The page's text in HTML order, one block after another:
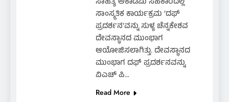
ಸಾಂಸ್ಕ್ರತಿಕ ಕಾರ್ಯಕ್ರಮ ‘ದಫ್
ಪ್ರದರ್ಶನ’ವನ್ನು ಸುಳ್ಯ ಚೆನ್ನಕೇಶವ
ದೇವಸ್ಥಾನದ ಮುಂಭಾಗ
ಆಯೋಜಿಸಲಾಗಿತ್ತು. ದೇವಸ್ಥಾನದ
ಮುಂಭಾಗ ದಫ್ ಪ್ರದರ್ಶನವನ್ನು
ವಿಎಚ್ ಪಿ…
Read More